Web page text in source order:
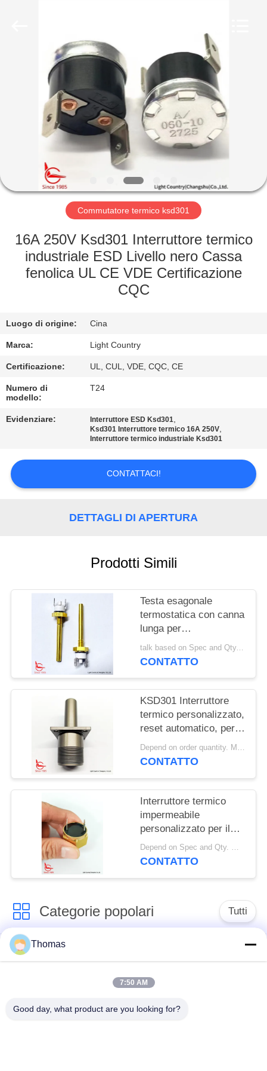
PRODOTTI
VIDEO
MOSTRA
VR
CIRCA
NOI
FABBRICA
CONTROLLO
DI
QUALITÀ
CONTATTICI
NOTIZIE
SITO
PRIVACY
POLICY
Commutatore termico ksd301
16A 250V Ksd301 Interruttore termico
industriale ESD Livello nero Cassa
fenolica UL CE VDE Certificazione
CQC
Luogo di origine: Cina
Marca: Light Country
Certificazione: UL, CUL, VDE, CQC, CE
Numero di
modello:
T24
Evidenziare: Interruttore ESD Ksd301,
Ksd301 Interruttore termico 16A 250V,
Interruttore termico industriale Ksd301
CONTATTACI!
DETTAGLI DI APERTURA
Prodotti Simili
Testa esagonale
termostatica con canna
lunga per
apparecchiature di
riscaldamento solare
talk based on Spec and Qty. MOQ:1000 pezzi
CONTATTO
KSD301 Interruttore
termico personalizzato,
reset automatico, per
macchine per la pulizia
della neve
Depend on order quantity. MOQ:1000 pezzi, supportano anche la quantità di campioni o test.
CONTATTO
Interruttore termico
impermeabile
personalizzato per il
sensore di allarme
antincendio del veicolo
Depend on Spec and Qty. MOQ:1000 PCS
CONTATTO
Categorie popolari Tutti
termostato ksd301
automatico di
risistemazione
Termostato del
commutatore termico
Thomas
7:50 AM
Good day, what product are you looking for?